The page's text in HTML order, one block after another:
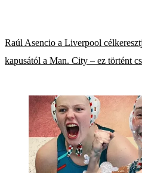
Raúl Asencio a Liverpool
kapusától a Man. City – ez történt